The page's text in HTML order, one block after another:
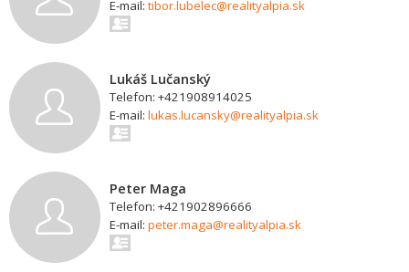
E-mail: tibor.lubelec@realityalpia.sk
Lukáš Lučanský
Telefon: +421908914025
E-mail: lukas.lucansky@realityalpia.sk
Peter Maga
Telefon: +421902896666
E-mail: peter.maga@realityalpia.sk